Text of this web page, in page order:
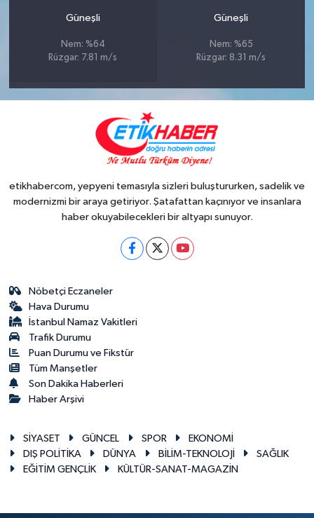
Güneşli
Nem: %64
Rüzgar: 7.81 m/s
Güneşli
Nem: %65
Rüzgar: 8.31 m/s
etikhabercom, yepyeni temasıyla sizleri buluştururken, sadelik ve
modernizmi bir araya getiriyor. Şatafattan kaçınıyor ve insanlara
haber okuyabilecekleri bir altyapı sunuyor.
Nöbetçi Eczaneler
Hava Durumu
İstanbul Namaz Vakitleri
Trafik Durumu
Puan Durumu ve Fikstür
Tüm Manşetler
Son Dakika Haberleri
Haber Arşivi
SİYASET GÜNCEL SPOR
EKONOMİ
DIŞ POLİTİKA
DÜNYA BİLİM-TEKNOLOJİ
SAĞLIK
EĞİTİM GENÇLİK
KÜLTÜR-SANAT-MAGAZİN